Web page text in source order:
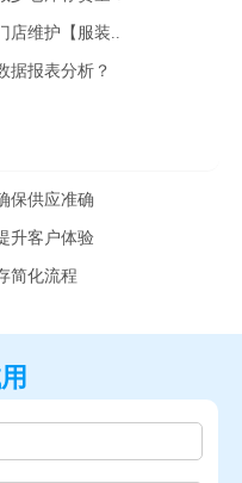
维护【服装..
据报表分析？
保供应准确
升客户体验
简化流程